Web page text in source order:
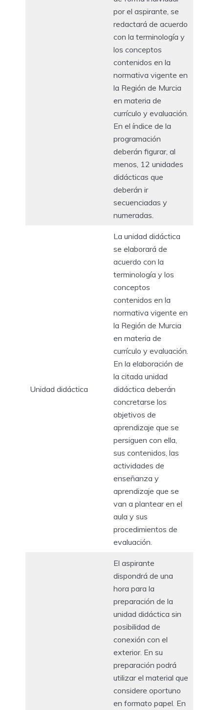
por el aspirante, se
redactará de acuerdo
con la terminología y
los conceptos
contenidos en la
normativa vigente en
la Región de Murcia
en materia de
currículo y evaluación.
En el índice de la
programación
deberán figurar, al
menos, 12 unidades
didácticas que
deberán ir
secuenciadas y
numeradas.
Unidad didáctica
La unidad didáctica
se elaborará de
acuerdo con la
terminología y los
conceptos
contenidos en la
normativa vigente en
la Región de Murcia
en materia de
currículo y evaluación.
En la elaboración de
la citada unidad
didáctica deberán
concretarse los
objetivos de
aprendizaje que se
persiguen con ella,
sus contenidos, las
actividades de
enseñanza y
aprendizaje que se
van a plantear en el
aula y sus
procedimientos de
evaluación.
El aspirante
dispondrá de una
hora para la
preparación de la
unidad didáctica sin
posibilidad de
conexión con el
exterior. En su
preparación podrá
utilizar el material que
considere oportuno
en formato papel. En